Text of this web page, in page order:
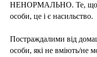
НЕНОРМАЛЬНО. Те, що
особи, це і є насильство.
Постраждалими від
особи, які не вміють/не